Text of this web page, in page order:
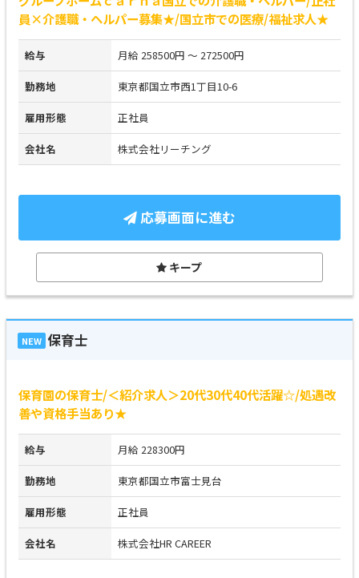
員×介護職・ヘルパー募集★/国立市での医療/福祉求人★
給与 月給 258500円 ～ 272500円
勤務地 東京都国立市西1丁目10-6
雇用形態 正社員
会社名 株式会社リーチング
応募画面に進む
キープ
NEW 保育士
保育園の保育士/＜紹介求人＞20代30代40代活躍☆/処遇改
善や資格手当あり★
給与 月給 228300円
勤務地 東京都国立市富士見台
雇用形態 正社員
会社名 株式会社HR CAREER